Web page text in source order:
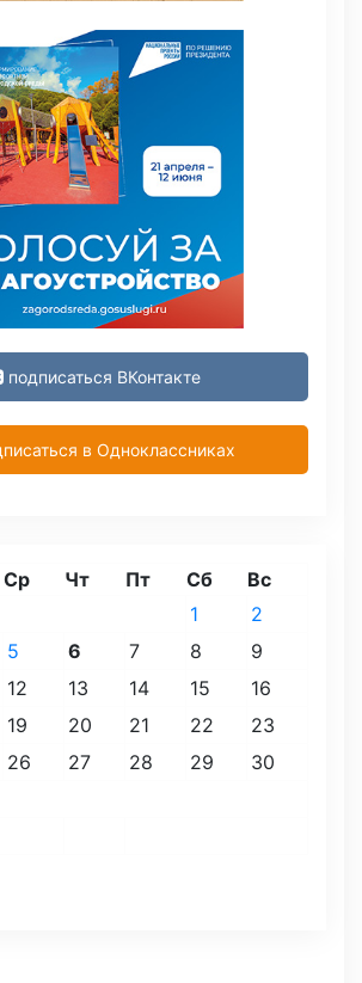
подписаться ВКонтакте
в Одноклассниках
Ср Чт Пт Сб Вс
1
2
5 6 7 8
9
12 13 14 15
16
19 20 21 22
23
26 27 28 29
30